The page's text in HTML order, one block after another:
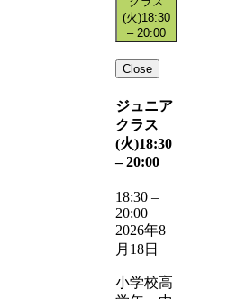
(火)18:30
– 20:00
Close
ジュニア
クラス
(火)18:30
– 20:00
18:30 –
20:00
2026年8
月18日
小学校高